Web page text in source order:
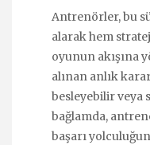
Antrenörler, bu
alarak hem
oyunun akışına
alınan anlık
besleyebilir veya
bağlamda,
başarı